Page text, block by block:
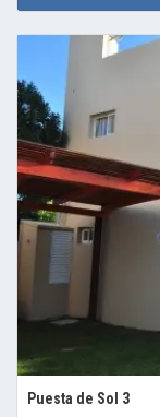
Puesta de Sol 3